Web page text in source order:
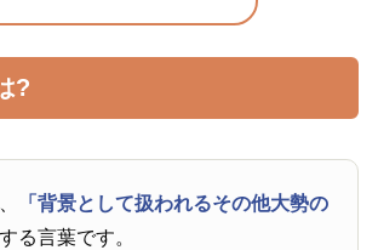
?
「背景として扱われるその他大勢の
る言葉です。